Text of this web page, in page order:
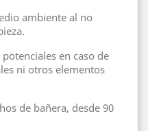
ambiente al no
en caso de
ni otros elementos
de bañera, desde 90